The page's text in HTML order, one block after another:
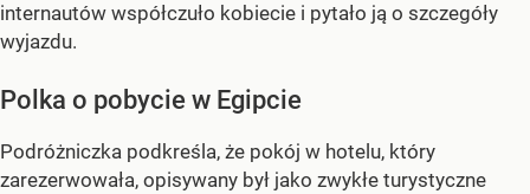
internautów współczuło kobiecie i pytało ją o szczegóły
wyjazdu.
Polka o pobycie w Egipcie
Podróżniczka podkreśla, że pokój w hotelu, który
zarezerwowała, opisywany był jako zwykłe turystyczne